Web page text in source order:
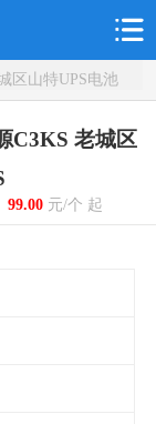
区山特UPS电池
C3KS 老城区
99.00元/个 起